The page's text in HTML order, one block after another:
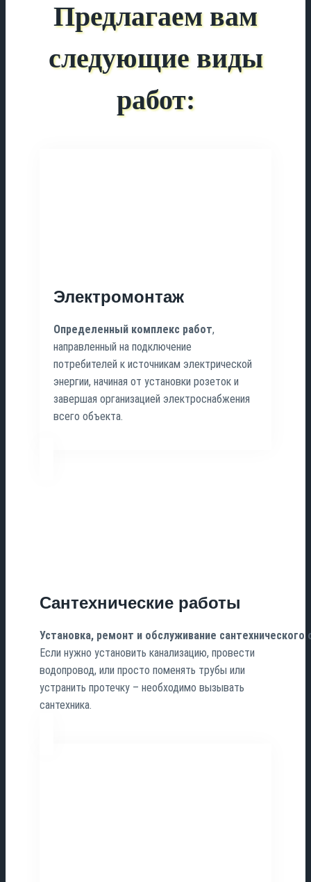
Предлагаем вам
следующие виды
работ:
Электромонтаж
Определенный комплекс работ,
направленный на подключение
потребителей к источникам электрической
энергии, начиная от установки розеток и
завершая организацией электроснабжения
всего объекта.
Сантехнические работы
Установка, ремонт и обслуживание сантехнического
Если нужно установить канализацию, провести
водопровод, или просто поменять трубы или
устранить протечку – необходимо вызывать
сантехника.